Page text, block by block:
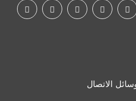
الاتصال